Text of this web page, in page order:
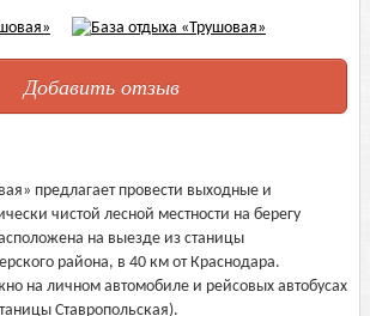
Добавить отзыв
предлагает провести выходные и
чистой лесной местности на берегу
на выезде из станицы
района, в 40 км от Краснодара.
на личном автомобиле и рейсовых автобусах
Ставропольская).